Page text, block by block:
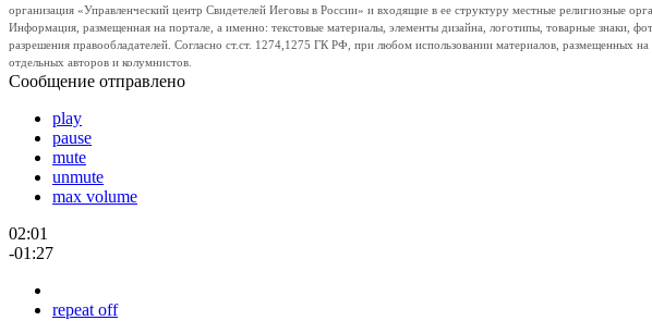
организация «Управленческий центр Свидетелей Иеговы в России» и входящие в ее структуру местные религиозные
Информация, размещенная на портале, а именно: текстовые материалы, элементы дизайна, логотипы, товарные знаки,
разрешения правообладателей. Согласно ст.ст. 1274,1275 ГК РФ, при любом использовании материалов, размещенных
отдельных авторов и колумнистов.
Сообщение отправлено
play
pause
mute
unmute
max volume
02:01
-01:27
repeat off